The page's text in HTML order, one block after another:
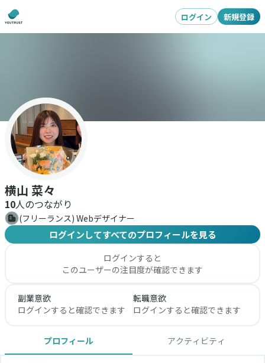
ログイン 新規登録
横山 菜々
10人のつながり
(フリーランス) Webデザイナー
ログインしてすべてのプロフィールを見る
ログインすると
このユーザーの注目度が確認できます
副業意欲
ログインすると確認できます
転職意欲
ログインすると確認できます
プロフィール アクティビティ